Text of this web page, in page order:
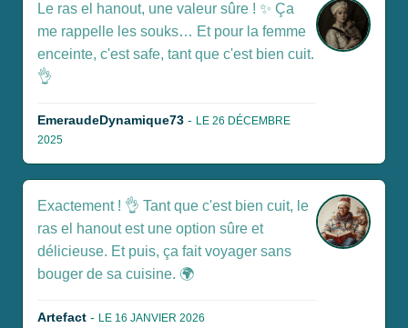
Le ras el hanout, une valeur sûre ! ✨ Ça
me rappelle les souks… Et pour la femme
enceinte, c'est safe, tant que c'est bien cuit.
👌
EmeraudeDynamique73 - LE 26 DÉCEMBRE
2025
Exactement ! 👌 Tant que c'est bien cuit, le
ras el hanout est une option sûre et
délicieuse. Et puis, ça fait voyager sans
bouger de sa cuisine. 🌍
Artefact - LE 16 JANVIER 2026